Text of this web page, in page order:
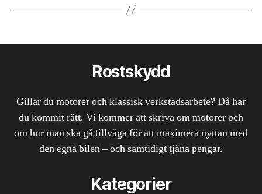
Rostskydd
Gillar du motorer och klassisk verkstadsarbete? Då har
du kommit rätt. Vi kommer att skriva om motorer och
om hur man ska gå tillväga för att maximera nyttan med
den egna bilen – och samtidigt tjäna pengar.
Kategorier